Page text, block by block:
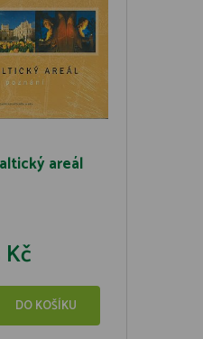
areál
Kč
DO KOŠÍKU